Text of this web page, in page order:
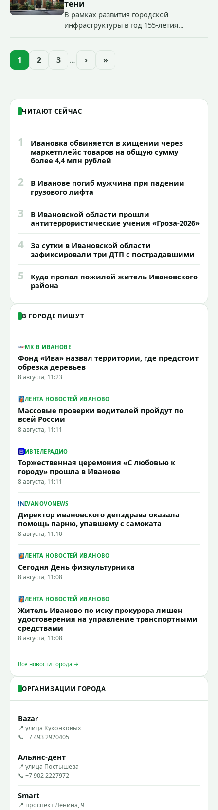
тени
В рамках развития городской
инфраструктуры в год 155-летия
проекта подсветки исторических
1 2 3 … › »
ЧИТАЮТ СЕЙЧАС
1
Ивановка обвиняется в хищении через
маркетплейс товаров на общую сумму
более 4,4 млн рублей
2
В Иванове погиб мужчина при падении
грузового лифта
3
В Ивановской области прошли
антитеррористические учения «Гроза-2026»
4
За сутки в Ивановской области
зафиксировали три ДТП с пострадавшими
5
Куда пропал пожилой житель Ивановского
района
В ГОРОДЕ ПИШУТ
МК В ИВАНОВЕ
Фонд «Ива» назвал территории, где предстоит
обрезка деревьев
8 августа, 11:23
ЛЕНТА НОВОСТЕЙ ИВАНОВО
Массовые проверки водителей пройдут по
всей России
8 августа, 11:11
ИВТЕЛЕРАДИО
Торжественная церемония «С любовью к
городу» прошла в Иванове
8 августа, 11:11
IVANOVONEWS
Директор ивановского депздрава оказала
помощь парню, упавшему с самоката
8 августа, 11:10
ЛЕНТА НОВОСТЕЙ ИВАНОВО
Сегодня День физкультурника
8 августа, 11:08
ЛЕНТА НОВОСТЕЙ ИВАНОВО
Житель Иваново по иску прокурора лишен
удостоверения на управление транспортными
средствами
8 августа, 11:08
Все новости города →
ОРГАНИЗАЦИИ ГОРОДА
Bazar
📍 улица Куконковых
📞 +7 493 2920405
Альянс-дент
📍 улица Постышева
📞 +7 902 2227972
Smart
📍 проспект Ленина, 9